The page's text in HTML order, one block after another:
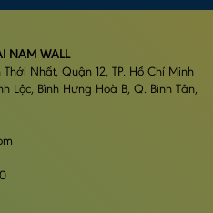
NAM WALL
Nhất, Quận 12, TP. Hồ Chí Minh
Lộc, Bình Hưng Hoà B, Q. Bình Tân,